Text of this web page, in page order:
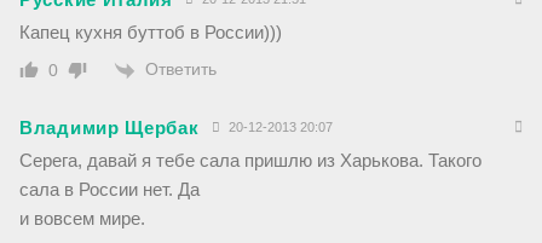
Капец кухня буттоб в России)))
0 Ответить
Владимир Щербак 20-12-2013 20:07
Серега, давай я тебе сала пришлю из Харькова. Такого
сала в России нет. Да
и вовсем мире.